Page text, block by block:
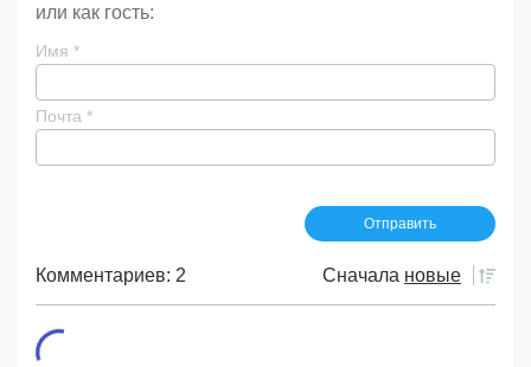
или как гость:
Имя *
Почта *
Комментариев: 2 Сначала новые